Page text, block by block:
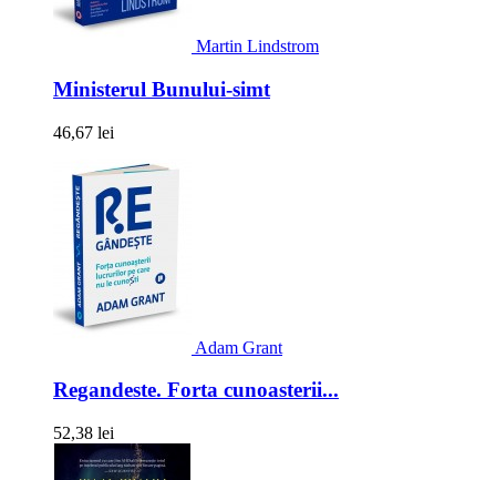
Martin Lindstrom
Ministerul Bunului-simt
46,67 lei
Adam Grant
Regandeste. Forta cunoasterii...
52,38 lei